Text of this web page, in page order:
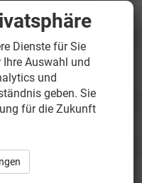
Verkauf
Dienste für Sie
Auswahl und
und
geben. Sie
für die Zukunft